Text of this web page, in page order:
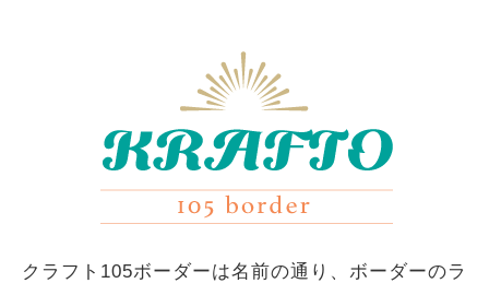
クラフト105ボーダーは名前の通り、ボーダーのラ